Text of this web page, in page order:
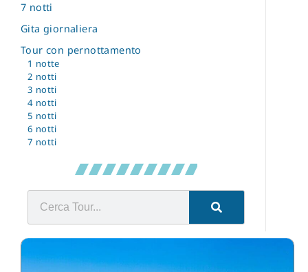
7 notti
Gita giornaliera
Tour con pernottamento
1 notte
2 notti
3 notti
4 notti
5 notti
6 notti
7 notti